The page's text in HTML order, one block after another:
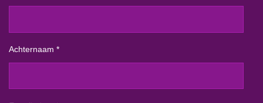
Achternaam *